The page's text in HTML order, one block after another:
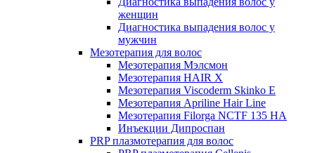
женщин
Диагностика выпадения волос у
мужчин
Мезотерапия для волос
Мезотерапия Мэлсмон
Мезотерапия HAIR X
Мезотерапия Viscoderm Skinko E
Мезотерапия Apriline Hair Line
Мезотерапия Filorga NCTF 135 HA
Инъекции Дипроспан
PRP плазмотерапия для волос